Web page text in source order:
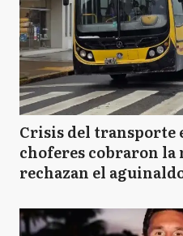
Crisis del transporte
choferes cobraron la
rechazan el